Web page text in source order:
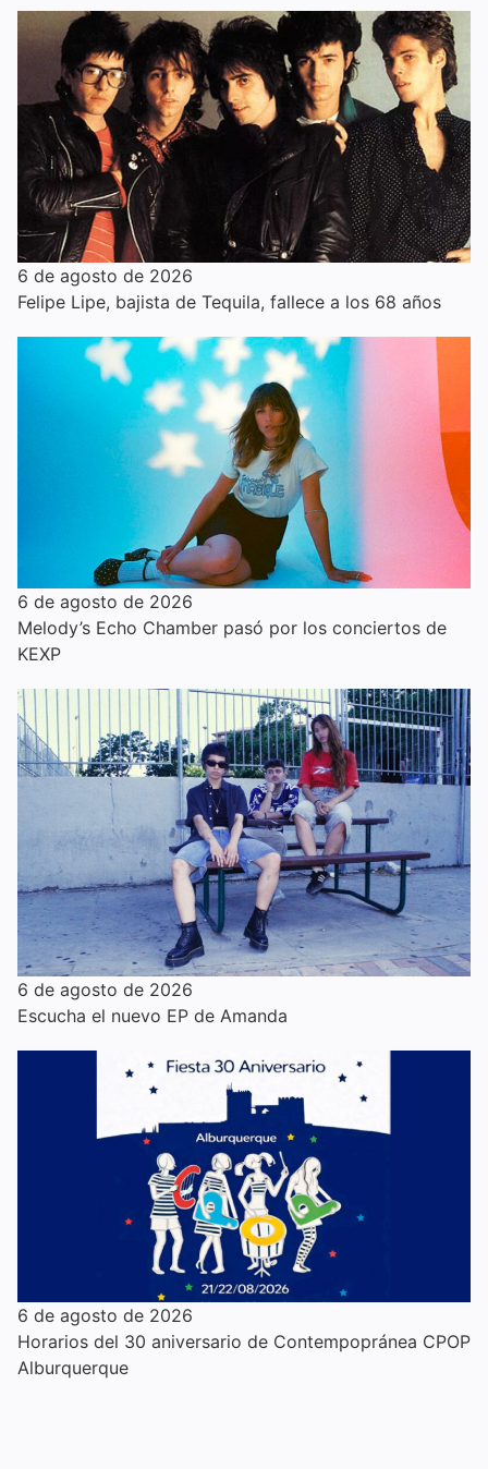
6 de agosto de 2026
Felipe Lipe, bajista de Tequila, fallece a los 68 años
6 de agosto de 2026
Melody’s Echo Chamber pasó por los conciertos de
KEXP
6 de agosto de 2026
Escucha el nuevo EP de Amanda
6 de agosto de 2026
Horarios del 30 aniversario de Contempopránea CPOP
Alburquerque